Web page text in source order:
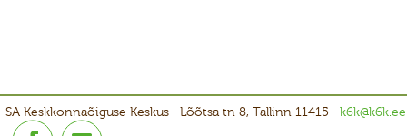
SA Keskkonnaõiguse Keskus Lõõtsa tn 8, Tallinn 11415 k6k@k6k.ee